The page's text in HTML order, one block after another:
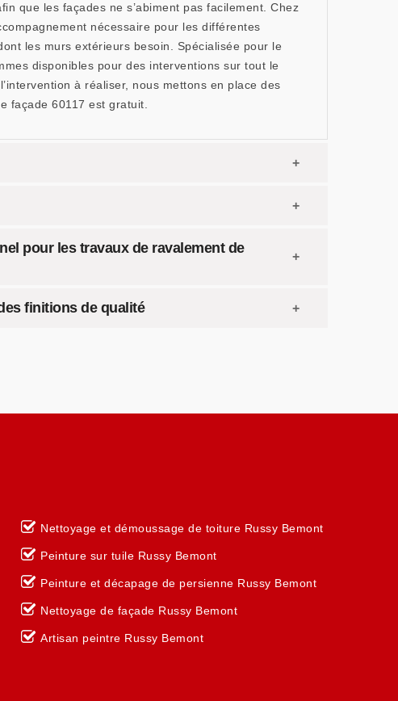
que les façades ne s’abiment pas facilement. Chez
nécessaire pour les différentes
les murs extérieurs besoin. Spécialisée pour le
disponibles pour des interventions sur tout le
à réaliser, nous mettons en place des
façade 60117 est gratuit.
pour les travaux de ravalement de
finitions de qualité
Nettoyage et démoussage de toiture Russy Bemont
Peinture sur tuile Russy Bemont
Peinture et décapage de persienne Russy Bemont
Nettoyage de façade Russy Bemont
Artisan peintre Russy Bemont